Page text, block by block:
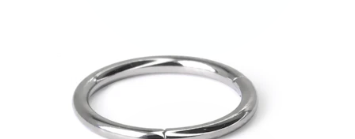
Bodymod Care